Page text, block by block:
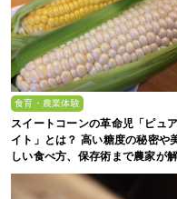
食育・農業体験
スイートコーンの革命児「ピュ
イト」とは？ 高い糖度の秘密や
しい食べ方、保存術まで農家が